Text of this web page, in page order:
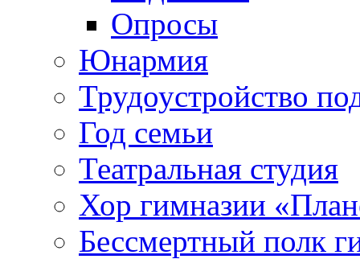
Опросы
Юнармия
Трудоустройство
Год семьи
Театральная студия
Хор гимназии
Бессмертный полк